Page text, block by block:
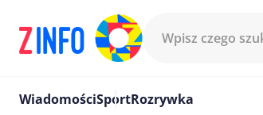
WiadomościSportRozrywka